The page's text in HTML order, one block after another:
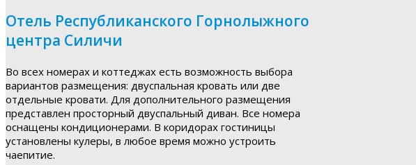
Отель Республиканского Горнолыжного
центра Силичи
Во всех номерах и коттеджах есть возможность выбора
вариантов размещения: двуспальная кровать или две
отдельные кровати. Для дополнительного размещения
представлен просторный двуспальный диван. Все номера
оснащены кондиционерами. В коридорах гостиницы
установлены кулеры, в любое время можно устроить
чаепитие.